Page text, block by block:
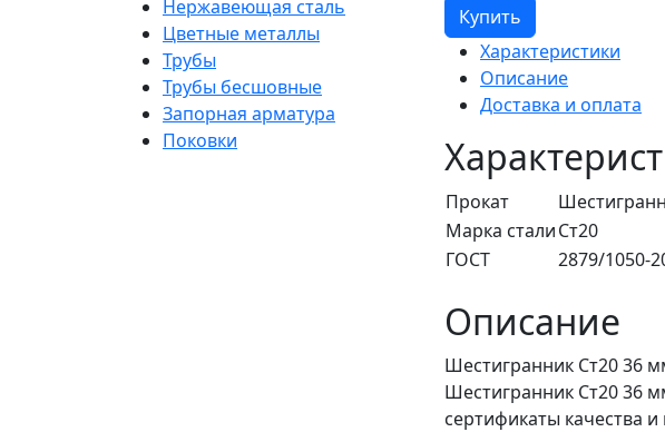
Нержавеющая сталь
Цветные металлы
Трубы
Трубы бесшовные
Запорная арматура
Поковки
Купить
Характеристики
Описание
Доставка и оплата
Прокат
Марка сталиСт20
ГОСТ
2879/1050-
Описание
Шестигранник Ст20 36
Шестигранник Ст20 36
сертификаты качества